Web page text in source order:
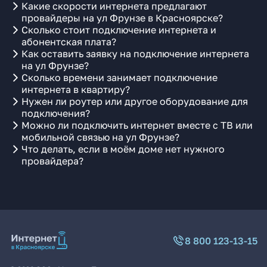
Какие скорости интернета предлагают
провайдеры на ул Фрунзе в Красноярске?
Сколько стоит подключение интернета и
абонентская плата?
Как оставить заявку на подключение интернета
на ул Фрунзе?
Сколько времени занимает подключение
интернета в квартиру?
Нужен ли роутер или другое оборудование для
подключения?
Можно ли подключить интернет вместе с ТВ или
мобильной связью на ул Фрунзе?
Что делать, если в моём доме нет нужного
провайдера?
8 800 123-13-15